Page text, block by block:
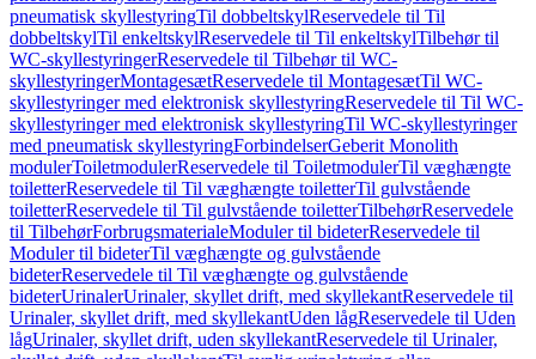
pneumatisk skyllestyringTil dobbeltskylReservedele til Til
dobbeltskylTil enkeltskylReservedele til Til enkeltskylTilbehør til
WC-skyllestyringerReservedele til Tilbehør til WC-
skyllestyringerMontagesætReservedele til MontagesætTil WC-
skyllestyringer med elektronisk skyllestyringReservedele til Til WC-
skyllestyringer med elektronisk skyllestyringTil WC-skyllestyringer
med pneumatisk skyllestyringForbindelserGeberit Monolith
modulerToiletmodulerReservedele til ToiletmodulerTil væghængte
toiletterReservedele til Til væghængte toiletterTil gulvstående
toiletterReservedele til Til gulvstående toiletterTilbehørReservedele
til TilbehørForbrugsmaterialeModuler til bideterReservedele til
Moduler til bideterTil væghængte og gulvstående
bideterReservedele til Til væghængte og gulvstående
bideterUrinalerUrinaler, skyllet drift, med skyllekantReservedele til
Urinaler, skyllet drift, med skyllekantUden lågReservedele til Uden
lågUrinaler, skyllet drift, uden skyllekantReservedele til Urinaler,